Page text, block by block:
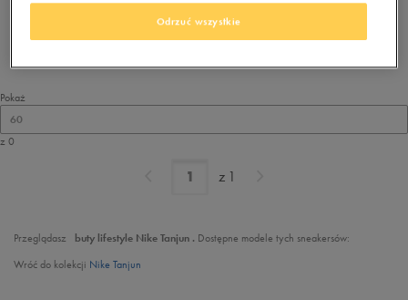
Zmień kryteria wyszukiwania lub
usuń wybrane filtry
Pokaż
60
z 0
z 1
Przeglądasz buty lifestyle Nike Tanjun . Dostępne modele tych sneakersów:
Wróć do kolekcji Nike Tanjun
Odrzuć wszystkie